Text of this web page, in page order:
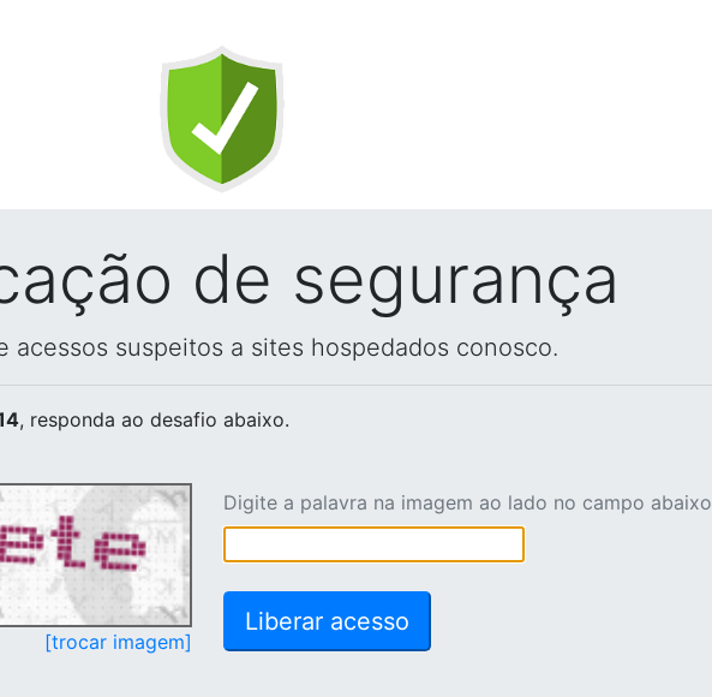
de segurança
acessos suspeitos a sites hospedados conosco.
, responda ao desafio abaixo.
[trocar imagem]
Digite a palavra na imagem ao lado no campo abaixo